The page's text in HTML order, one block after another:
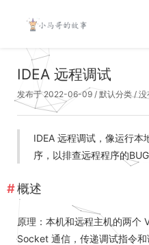
IDEA 远程调试
发布于 2022-06-09 / 默认分类/ 没
IDEA 远程调试，像运行本
序，以排查远程程序的
概述
原理：本机和远程主机的两个
Socket 通信，传递调试指令和